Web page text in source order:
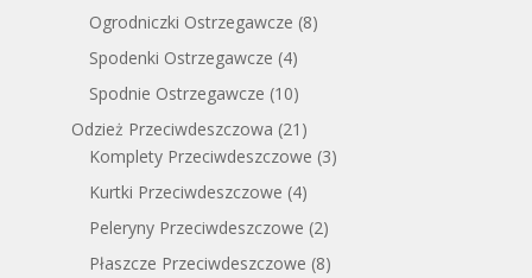
Ogrodniczki Ostrzegawcze (8)
Spodenki Ostrzegawcze (4)
Spodnie Ostrzegawcze (10)
Odzież Przeciwdeszczowa (21)
Komplety Przeciwdeszczowe (3)
Kurtki Przeciwdeszczowe (4)
Peleryny Przeciwdeszczowe (2)
Płaszcze Przeciwdeszczowe (8)